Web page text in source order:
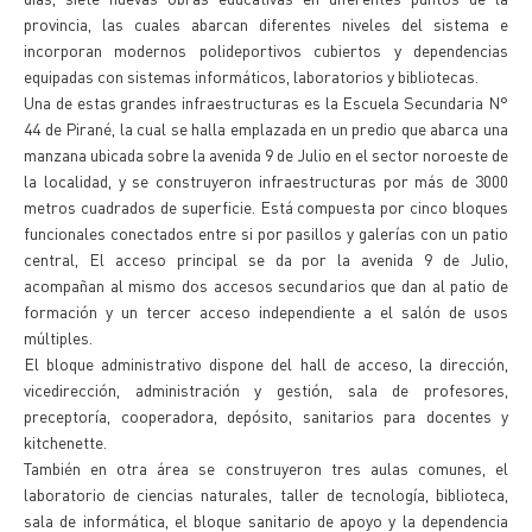
provincia, las cuales abarcan diferentes niveles del sistema e
incorporan modernos polideportivos cubiertos y dependencias
equipadas con sistemas informáticos, laboratorios y bibliotecas.
Una de estas grandes infraestructuras es la Escuela Secundaria N°
44 de Pirané, la cual se halla emplazada en un predio que abarca una
manzana ubicada sobre la avenida 9 de Julio en el sector noroeste de
la localidad, y se construyeron infraestructuras por más de 3000
metros cuadrados de superficie. Está compuesta por cinco bloques
funcionales conectados entre si por pasillos y galerías con un patio
central, El acceso principal se da por la avenida 9 de Julio,
acompañan al mismo dos accesos secundarios que dan al patio de
formación y un tercer acceso independiente a el salón de usos
múltiples.
El bloque administrativo dispone del hall de acceso, la dirección,
vicedirección, administración y gestión, sala de profesores,
preceptoría, cooperadora, depósito, sanitarios para docentes y
kitchenette.
También en otra área se construyeron tres aulas comunes, el
laboratorio de ciencias naturales, taller de tecnología, biblioteca,
sala de informática, el bloque sanitario de apoyo y la dependencia